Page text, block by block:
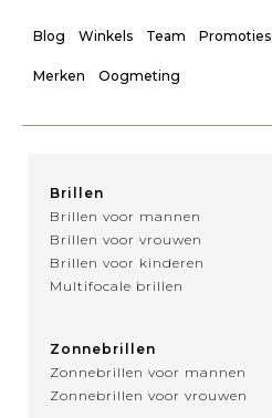
Blog Winkels Team Promoties
Merken Oogmeting
Brillen
Brillen voor mannen
Brillen voor vrouwen
Brillen voor kinderen
Multifocale brillen
Zonnebrillen
Zonnebrillen voor mannen
Zonnebrillen voor vrouwen